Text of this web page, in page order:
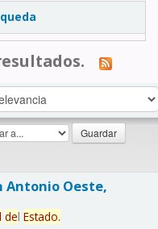
Antonio Oeste,
del Estado.